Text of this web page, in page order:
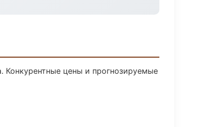
Конкурентные цены и прогнозируемые